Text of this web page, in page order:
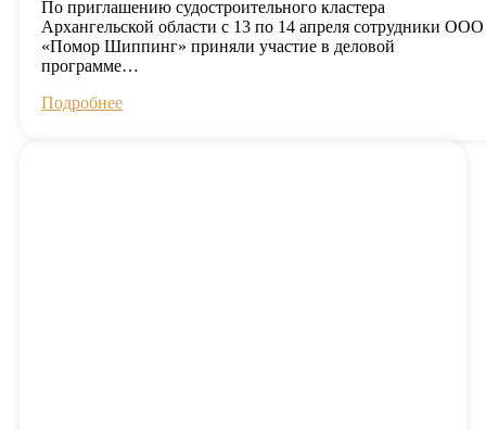
По приглашению судостроительного кластера
Архангельской области с 13 по 14 апреля сотрудники ООО
«Помор Шиппинг» приняли участие в деловой
программе…
Подробнее